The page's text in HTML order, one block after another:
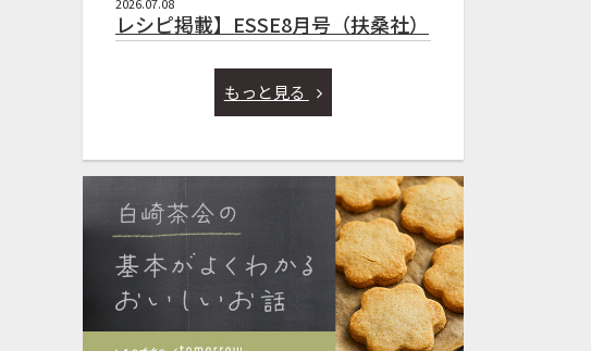
2026.07.08
レシピ掲載】ESSE8月号（扶桑社）
もっと見る